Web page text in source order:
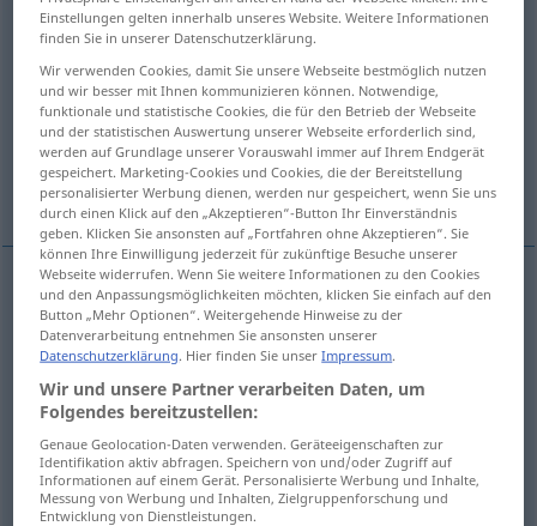
Übersicht aller Übersetzungen
(Für mehr Details die Übersetzung anklicken/antippen)
desire, greediness, longing, craving
lust of the flesh, carnal appetite
desire Begierde Verlangen
longing Begierde
craving
greediness Begierdestärker
Einstellungen gelten innerhalb unseres Website. Weitere Informationen
finden Sie in unserer Datenschutzerklärung.
Wir verwenden Cookies, damit Sie unsere Webseite bestmöglich nutzen
und wir besser mit Ihnen kommunizieren können. Notwendige,
funktionale und statistische Cookies, die für den Betrieb der Webseite
und der statistischen Auswertung unserer Webseite erforderlich sind,
werden auf Grundlage unserer Vorauswahl immer auf Ihrem Endgerät
gespeichert. Marketing-Cookies und Cookies, die der Bereitstellung
personalisierter Werbung dienen, werden nur gespeichert, wenn Sie uns
durch einen Klick auf den „Akzeptieren“-Button Ihr Einverständnis
geben. Klicken Sie ansonsten auf „Fortfahren ohne Akzeptieren“. Sie
können Ihre Einwilligung jederzeit für zukünftige Besuche unserer
Webseite widerrufen. Wenn Sie weitere Informationen zu den Cookies
und den Anpassungsmöglichkeiten möchten, klicken Sie einfach auf den
Button „Mehr Optionen“. Weitergehende Hinweise zu der
Datenverarbeitung entnehmen Sie ansonsten unserer
Datenschutzerklärung. Hier finden Sie unserImpressum.
Wir und unsere Partner verarbeiten Daten, um
Folgendes bereitzustellen:
Genaue Geolocation-Daten verwenden. Geräteeigenschaften zur
Identifikation aktiv abfragen. Speichern von und/oder Zugriff auf
Informationen auf einem Gerät. Personalisierte Werbung und Inhalte,
Messung von Werbung und Inhalten, Zielgruppenforschung und
Entwicklung von Dienstleistungen.